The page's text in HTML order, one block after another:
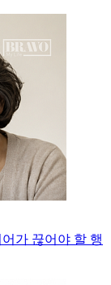
가 끊어야 할 행